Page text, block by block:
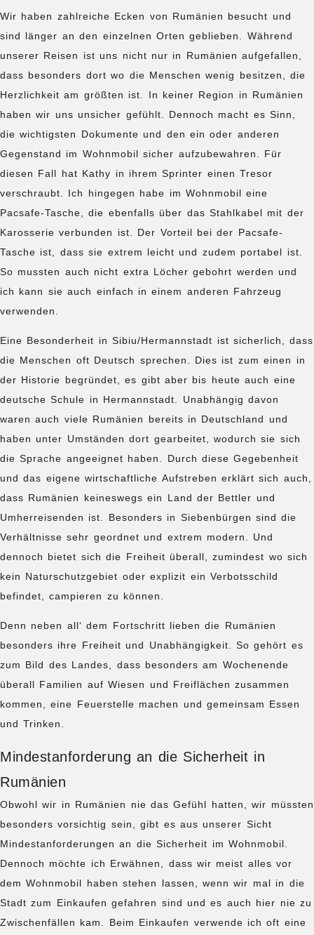
Wir haben zahlreiche Ecken von Rumänien besucht und
sind länger an den einzelnen Orten geblieben. Während
unserer Reisen ist uns nicht nur in Rumänien aufgefallen,
dass besonders dort wo die Menschen wenig besitzen, die
Herzlichkeit am größten ist. In keiner Region in Rumänien
haben wir uns unsicher gefühlt. Dennoch macht es Sinn,
die wichtigsten Dokumente und den ein oder anderen
Gegenstand im Wohnmobil sicher aufzubewahren. Für
diesen Fall hat Kathy in ihrem Sprinter einen Tresor
verschraubt. Ich hingegen habe im Wohnmobil eine
Pacsafe-Tasche, die ebenfalls über das Stahlkabel mit der
Karosserie verbunden ist. Der Vorteil bei der Pacsafe-
Tasche ist, dass sie extrem leicht und zudem portabel ist.
So mussten auch nicht extra Löcher gebohrt werden und
ich kann sie auch einfach in einem anderen Fahrzeug
verwenden.
Eine Besonderheit in Sibiu/Hermannstadt ist sicherlich, dass
die Menschen oft Deutsch sprechen. Dies ist zum einen in
der Historie begründet, es gibt aber bis heute auch eine
deutsche Schule in Hermannstadt. Unabhängig davon
waren auch viele Rumänien bereits in Deutschland und
haben unter Umständen dort gearbeitet, wodurch sie sich
die Sprache angeeignet haben. Durch diese Gegebenheit
und das eigene wirtschaftliche Aufstreben erklärt sich auch,
dass Rumänien keineswegs ein Land der Bettler und
Umherreisenden ist. Besonders in Siebenbürgen sind die
Verhältnisse sehr geordnet und extrem modern. Und
dennoch bietet sich die Freiheit überall, zumindest wo sich
kein Naturschutzgebiet oder explizit ein Verbotsschild
befindet, campieren zu können.
Denn neben all‘ dem Fortschritt lieben die Rumänien
besonders ihre Freiheit und Unabhängigkeit. So gehört es
zum Bild des Landes, dass besonders am Wochenende
überall Familien auf Wiesen und Freiflächen zusammen
kommen, eine Feuerstelle machen und gemeinsam Essen
und Trinken.
Mindestanforderung an die Sicherheit in
Rumänien
Obwohl wir in Rumänien nie das Gefühl hatten, wir müssten
besonders vorsichtig sein, gibt es aus unserer Sicht
Mindestanforderungen an die Sicherheit im Wohnmobil.
Dennoch möchte ich Erwähnen, dass wir meist alles vor
dem Wohnmobil haben stehen lassen, wenn wir mal in die
Stadt zum Einkaufen gefahren sind und es auch hier nie zu
Zwischenfällen kam. Beim Einkaufen verwende ich oft eine